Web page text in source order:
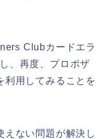
Clubカードエラ
、再度、プロポザ
用してみることを
ない問題が解決し